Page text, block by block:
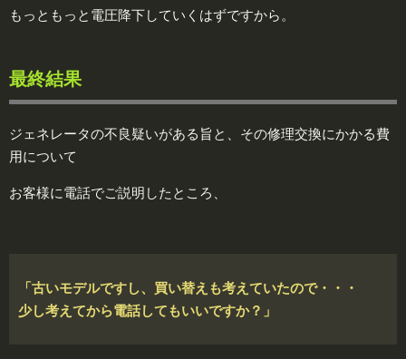
もっともっと電圧降下していくはずですから。
最終結果
ジェネレータの不良疑いがある旨と、その修理交換にかかる費
用について
お客様に電話でご説明したところ、
「古いモデルですし、買い替えも考えていたので・・・
少し考えてから電話してもいいですか？」